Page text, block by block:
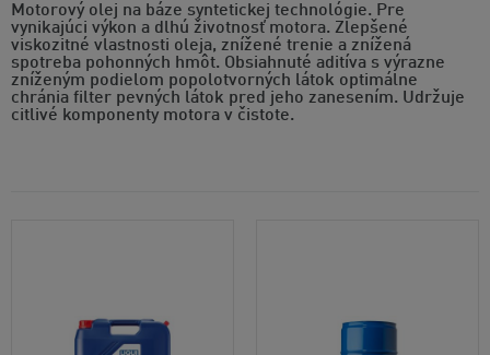
Motorový olej na báze syntetickej technológie. Pre
vynikajúci výkon a dlhú životnosť motora. Zlepšené
viskozitné vlastnosti oleja, znížené trenie a znížená
spotreba pohonných hmôt. Obsiahnuté aditíva s výrazne
zníženým podielom popolotvorných látok optimálne
chránia filter pevných látok pred jeho zanesením. Udržuje
citlivé komponenty motora v čistote.